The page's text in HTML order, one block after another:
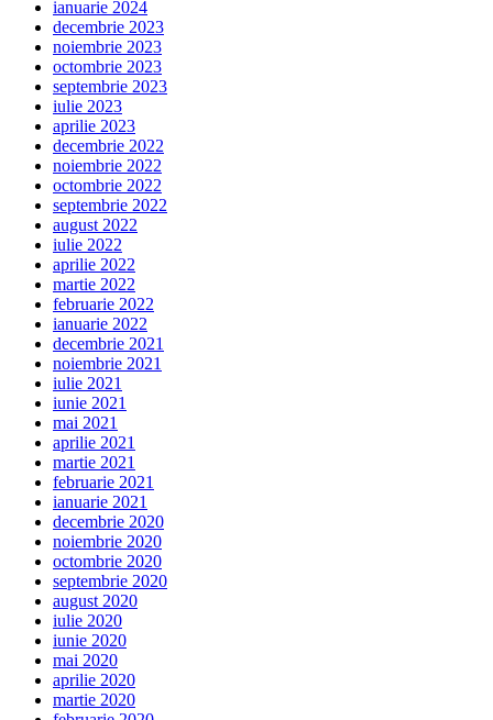
ianuarie 2024
decembrie 2023
noiembrie 2023
octombrie 2023
septembrie 2023
iulie 2023
aprilie 2023
decembrie 2022
noiembrie 2022
octombrie 2022
septembrie 2022
august 2022
iulie 2022
aprilie 2022
martie 2022
februarie 2022
ianuarie 2022
decembrie 2021
noiembrie 2021
iulie 2021
iunie 2021
mai 2021
aprilie 2021
martie 2021
februarie 2021
ianuarie 2021
decembrie 2020
noiembrie 2020
octombrie 2020
septembrie 2020
august 2020
iulie 2020
iunie 2020
mai 2020
aprilie 2020
martie 2020